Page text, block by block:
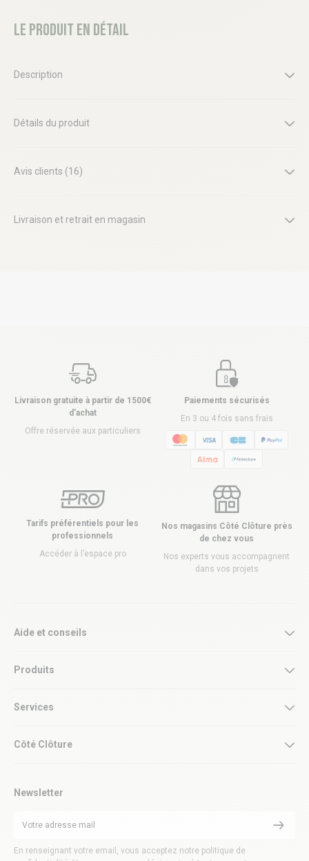
Le produit en détail
Description
Détails du produit
Avis clients (16)
Livraison et retrait en magasin
Livraison gratuite à partir de 1500€
d’achat
Offre réservée aux particuliers
Paiements sécurisés
En 3 ou 4 fois sans frais
Tarifs préférentiels pour les
professionnels
Accéder à l’espace pro
Nos magasins Côté Clôture près
de chez vous
Nos experts vous accompagnent
dans vos projets
Aide et conseils
Produits
Services
Côté Clôture
Newsletter
En renseignant votre email, vous acceptez notre politique de